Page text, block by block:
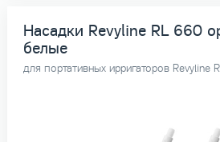
Насадки Revyline RL 660
белые
для портативных ирригаторов Revyline